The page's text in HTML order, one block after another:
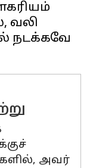
வலி
நடக்கவே
அவர்